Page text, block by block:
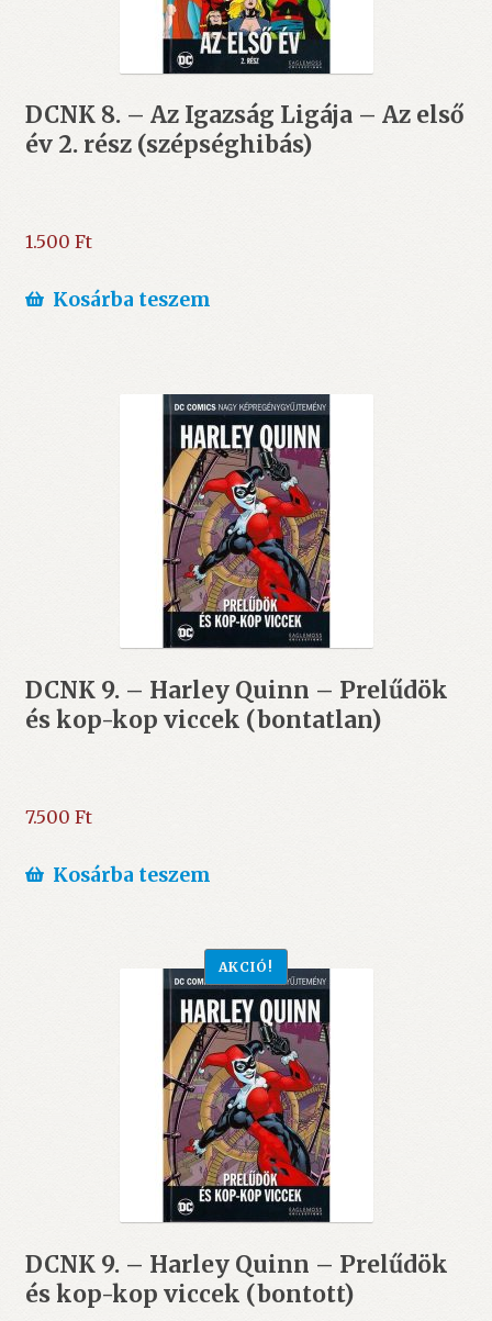
DCNK 8. – Az Igazság Ligája – Az első
év 2. rész (szépséghibás)
1.500 Ft
Kosárba teszem
DCNK 9. – Harley Quinn – Prelűdök
és kop-kop viccek (bontatlan)
7.500 Ft
Kosárba teszem
DCNK 9. – Harley Quinn – Prelűdök
és kop-kop viccek (bontott)
AKCIÓ!